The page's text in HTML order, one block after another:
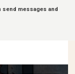
send messages and